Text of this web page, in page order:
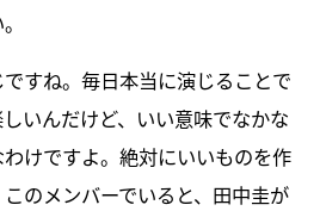
すね。毎日本当に演じることで
いんだけど、いい意味でなかな
けですよ。絶対にいいものを作
のメンバーでいると、田中圭が